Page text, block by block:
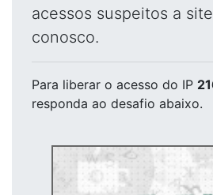
acessos suspeitos a
conosco.
Para liberar o acesso do IP
responda ao desafio abaixo.